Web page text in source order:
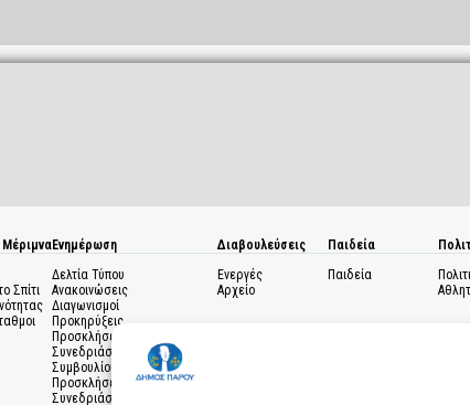
Μέριμνα
Σπίτι
Ενημέρωση
Δελτία Τύπου
Ανακοινώσεις
Διαγωνισμοί
Προκηρύξεις
Προσκλήσεις σε
Συνεδριάσεις Δημοτικού
Συμβουλίου
Προσκλήσεις σε
Συνεδριάσεις Δημοτικής
Διαβουλεύσεις
Ενεργές
Αρχείο
Παιδεία
Παιδεία